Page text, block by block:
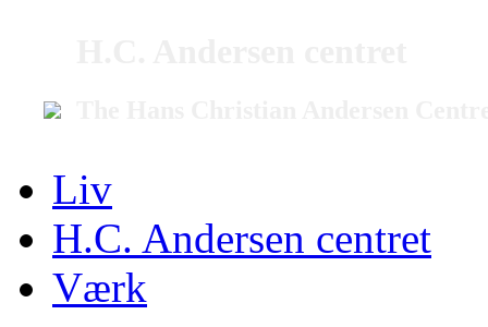
Liv
H.C. Andersen centret
Værk